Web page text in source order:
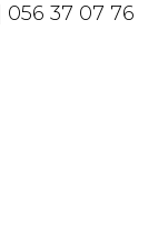
056 37 07 76